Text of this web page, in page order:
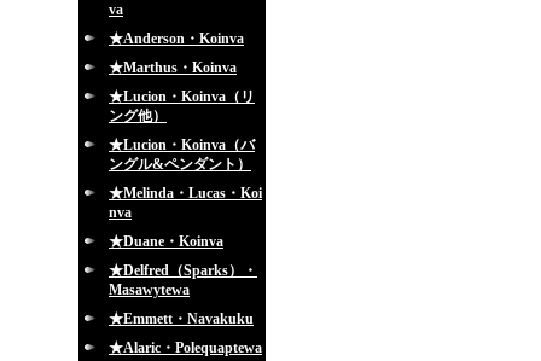
va
★Anderson・Koinva
★Marthus・Koinva
★Lucion・Koinva（リ
ング他）
★Lucion・Koinva（バ
ングル&ペンダント）
★Melinda・Lucas・Koi
nva
★Duane・Koinva
★Delfred（Sparks）・
Masawytewa
★Emmett・Navakuku
★Alaric・Polequaptewa